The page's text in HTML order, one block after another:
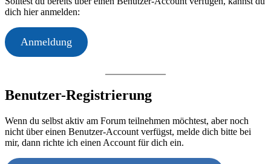
dich hier anmelden:
Anmeldung
Benutzer-Registrierung
Wenn du selbst aktiv am Forum teilnehmen möchtest, aber noch
nicht über einen Benutzer-Account verfügst, melde dich bitte bei
mir, dann richte ich einen Account für dich ein.